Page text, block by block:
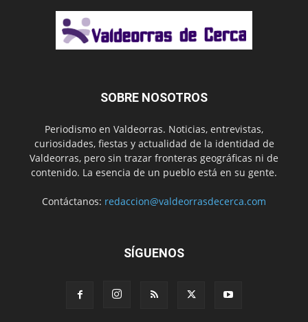
SOBRE NOSOTROS
Periodismo en Valdeorras. Noticias, entrevistas,
curiosidades, fiestas y actualidad de la identidad de
Valdeorras, pero sin trazar fronteras geográficas ni de
contenido. La esencia de un pueblo está en su gente.
Contáctanos: redaccion@valdeorrasdecerca.com
SÍGUENOS